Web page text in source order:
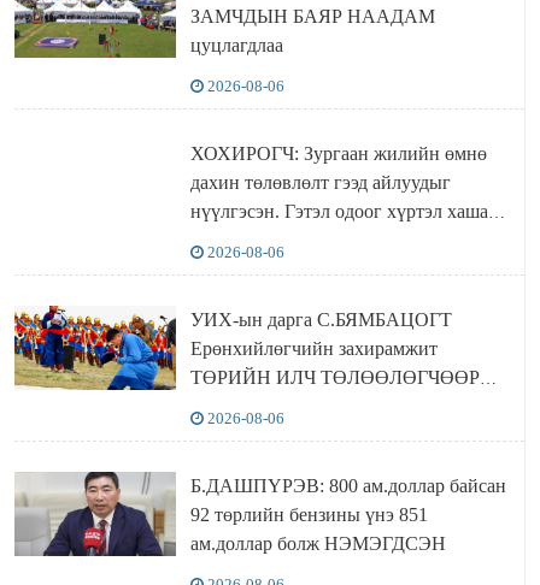
ЗАМЧДЫН БАЯР НААДАМ
цуцлагдлаа
2026-08-06
ХОХИРОГЧ: Зургаан жилийн өмнө
дахин төлөвлөлт гээд айлуудыг
нүүлгэсэн. Гэтэл одоог хүртэл хашаа
2026-08-06
УИХ-ын дарга С.БЯМБАЦОГТ
Ерөнхийлөгчийн захирамжит
ТӨРИЙН ИЛЧ ТӨЛӨӨЛӨГЧӨӨР
2026-08-06
Б.ДАШПҮРЭВ: 800 ам.доллар байсан
92 төрлийн бензины үнэ 851
ам.доллар болж НЭМЭГДСЭН